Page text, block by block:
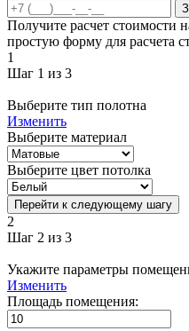
Получите расчет стоимости
простую форму для расчета
1
Шаг 1 из 3
Выберите тип полотна
Изменить
Выберите материал
Выберите цвет потолка
Перейти к следующему шагу
2
Шаг 2 из 3
Укажите параметры
Изменить
Площадь помещения: